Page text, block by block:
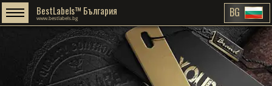
BestLabels™ България
www.bestlabels.bg BG